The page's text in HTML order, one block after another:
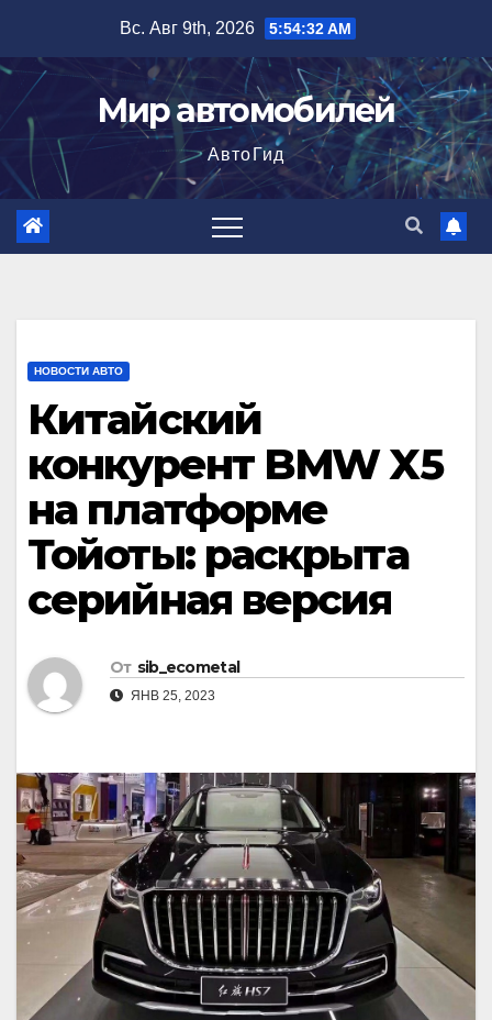
содержимому
Вс. Авг 9th, 2026 5:54:33 AM
Мир автомобилей
АвтоГид
НОВОСТИ АВТО
Китайский
конкурент BMW X5
на платформе
Тойоты: раскрыта
серийная версия
От sib_ecometal
ЯНВ 25, 2023